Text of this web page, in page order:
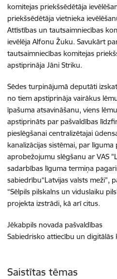
komitejas priekšsēdētāja
priekšsēdētāja vietnieka
Attīstības un tautsaimniecības
ievēlēja Alfonu Žuku. Savukārt
tautsaimniecības komitejas
apstiprināja Jāni Striku.
Sēdes turpinājumā deputāti
no tiem apstiprināja vairākus
īpašuma atsavināšanu, viens
apstiprināts par pašvaldības
pieslēgšanai centralizētajai
kanalizācijas sistēmai, par
aprobežojumu slēgšanu ar VAS
sadarbības līguma termiņa
sabiedrību“Latvijas valsts meži”,
“Sēlpils pilskalns un viduslaiku
projekta izstrādi, kā arī citus.
Jēkabpils novada pašvaldības
Sabiedrisko attiecību un digitālās
Saistītas tēmas